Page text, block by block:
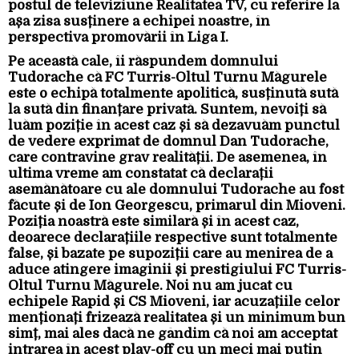
postul de televiziune Realitatea TV, cu referire la
așa zisa susținere a echipei noastre, în
perspectiva promovării în Liga I.
Pe această cale, îi răspundem domnului
Tudorache că FC Turris-Oltul Turnu Măgurele
este o echipă totalmente apolitică, susținută sută
la sută din finanțare privată. Suntem, nevoiți să
luăm poziție în acest caz și să dezavuăm punctul
de vedere exprimat de domnul Dan Tudorache,
care contravine grav realității. De asemenea, în
ultima vreme am constatat că declarații
asemănătoare cu ale domnului Tudorache au fost
făcute și de Ion Georgescu, primarul din Mioveni.
Poziția noastră este similară și în acest caz,
deoarece declarațiile respective sunt totalmente
false, și bazate pe supoziții care au menirea de a
aduce atingere imaginii și prestigiului FC Turris-
Oltul Turnu Măgurele. Noi nu am jucat cu
echipele Rapid și CS Mioveni, iar acuzațiile celor
menționați frizează realitatea și un minimum bun
simț, mai ales dacă ne gândim că noi am acceptat
intrarea în acest play-off cu un meci mai puțin